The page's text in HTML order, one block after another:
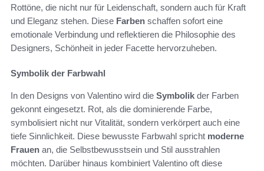
Rottöne, die nicht nur für Leidenschaft, sondern auch für Kraft
und Eleganz stehen. Diese Farben schaffen sofort eine
emotionale Verbindung und reflektieren die Philosophie des
Designers, Schönheit in jeder Facette hervorzuheben.
Symbolik der Farbwahl
In den Designs von Valentino wird die Symbolik der Farben
gekonnt eingesetzt. Rot, als die dominierende Farbe,
symbolisiert nicht nur Vitalität, sondern verkörpert auch eine
tiefe Sinnlichkeit. Diese bewusste Farbwahl spricht moderne
Frauen an, die Selbstbewusstsein und Stil ausstrahlen
möchten. Darüber hinaus kombiniert Valentino oft diese